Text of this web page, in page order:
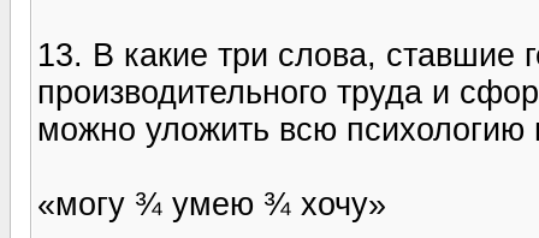
13. В какие три слова, ставшие
производительного труда и
можно уложить всю психологию
«могу ¾ умею ¾ хочу»